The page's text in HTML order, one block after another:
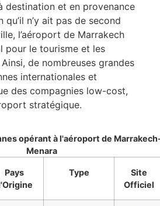
destination et en provenance
qu’il n’y ait pas de second
l’aéroport de Marrakech
pour le tourisme et les
de nombreuses grandes
internationales et
des compagnies low-cost,
stratégique.
opérant à l'aéroport de
Menara
Pays
Type
Site
Officiel